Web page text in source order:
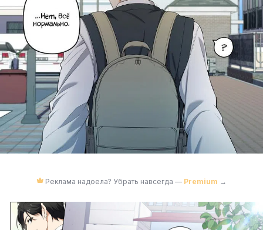
Реклама надоела? Убрать навсегда — Premium →